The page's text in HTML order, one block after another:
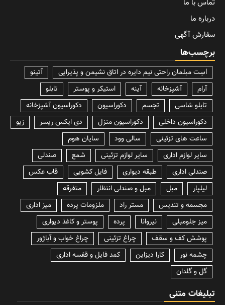
تماس با ما
درباره ما
سفارش آگهی
برچسب‌ها
lسِت مبلمان راحتی نیم دایره در اتاق نشیمن و پذیرایی
آتینو
آرام
آشپزخانه آینه استیکر و پوستر
تابلو
تابلو شاسی
تجسم دکوراسیون
دکوراسیون آشپزخانه
دکوراسیون داخلی
دکوراسیون منزل دی ایکس ریسر
زیو
ساعت های تزئینی
سالی وود
سایان هوم
سایر لوازم اداری
سایر لوازم تزئینی شمع
صندلی
صندلی اداری
طبقه دیواری فایل کشویی
قاب عکس
لیلپار
مبل مبل و صندلی انتظار
متفرقه
مجسمه و تندیس
مستر راد ملزومات پرده
میز اداری
میز جلومبلی
نیروانا پرده
پوستر و کاغذ دیواری
پوشش کف و سقف
چراغ تزئینی
چراغ خواب و آباژور
چشمه نور
کارا دیزاین
کمد فایل و قفسه اداری
گل و گلدان
تبلیغات متنی